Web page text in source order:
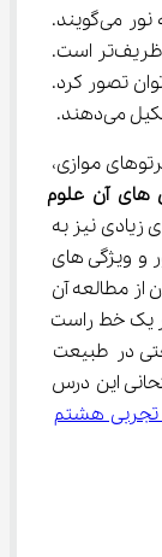
مسیر نوری تشکیل می‌دهد که به آن باریکه نور می‌گویند.
هرچه عرض شکاف کمتر باشد باریکه نوری ظریف‌تر است.
نور ظریف‌ترین باریکه نوریست که می‌توان تصور کرد.
از انواع پرتوهای موازی،
های آن علوم
است. این نکات جذابیت‌های زیادی نیز به
و ویژگی های
از مطالعه آن
نور یک خط راست
راحتی در طبیعت
این درس
تجربی هشتم